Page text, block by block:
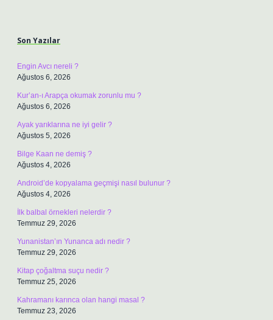
Son Yazılar
Engin Avcı nereli ?
Ağustos 6, 2026
Kur’an-ı Arapça okumak zorunlu mu ?
Ağustos 6, 2026
Ayak yarıklarına ne iyi gelir ?
Ağustos 5, 2026
Bilge Kaan ne demiş ?
Ağustos 4, 2026
Android’de kopyalama geçmişi nasıl bulunur ?
Ağustos 4, 2026
İlk balbal örnekleri nelerdir ?
Temmuz 29, 2026
Yunanistan’ın Yunanca adı nedir ?
Temmuz 29, 2026
Kitap çoğaltma suçu nedir ?
Temmuz 25, 2026
Kahramanı karınca olan hangi masal ?
Temmuz 23, 2026